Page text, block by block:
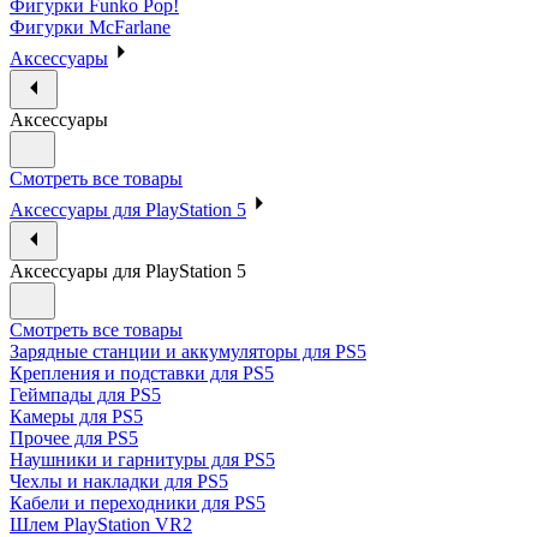
Фигурки Funko Pop!
Фигурки McFarlane
Аксессуары
Аксессуары
Смотреть все товары
Аксессуары для PlayStation 5
Аксессуары для PlayStation 5
Смотреть все товары
Зарядные станции и аккумуляторы для PS5
Крепления и подставки для PS5
Геймпады для PS5
Камеры для PS5
Прочее для PS5
Наушники и гарнитуры для PS5
Чехлы и накладки для PS5
Кабели и переходники для PS5
Шлем PlayStation VR2